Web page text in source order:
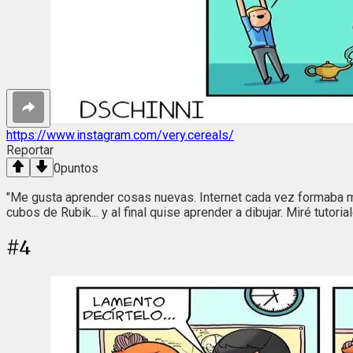
https://www.instagram.com/very.cereals/
Reportar
0puntos
"Me gusta aprender cosas nuevas. Internet cada vez
cubos de Rubik... y al final quise aprender a dibujar. Miré
#4